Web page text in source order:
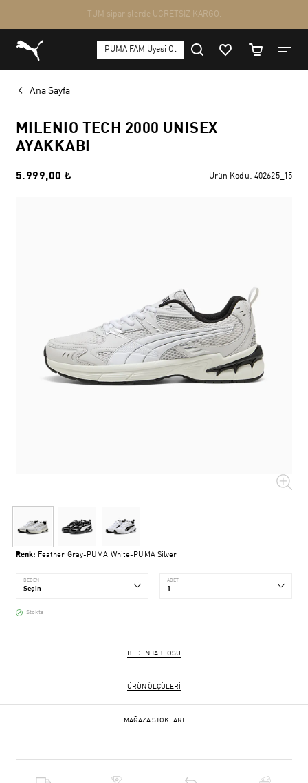
Ana Sayfa
MILENIO TECH 2000 UNISEX
AYAKKABI
5.999,00 ₺ Ürün Kodu: 402625_15
Renk: Feather Gray-PUMA White-PUMA Silver
BEDEN ADET
Stokta
BEDEN TABLOSU
ÜRÜN ÖLÇÜLERI
MAĞAZA STOKLARI